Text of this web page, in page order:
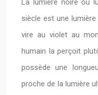
La lumière noire ou
siècle est une
vire au violet au
humain la perçoit
possède une
proche de la lumière